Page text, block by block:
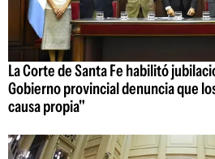
La Corte de Santa Fe habilitó
Gobierno provincial denuncia que
causa propia"